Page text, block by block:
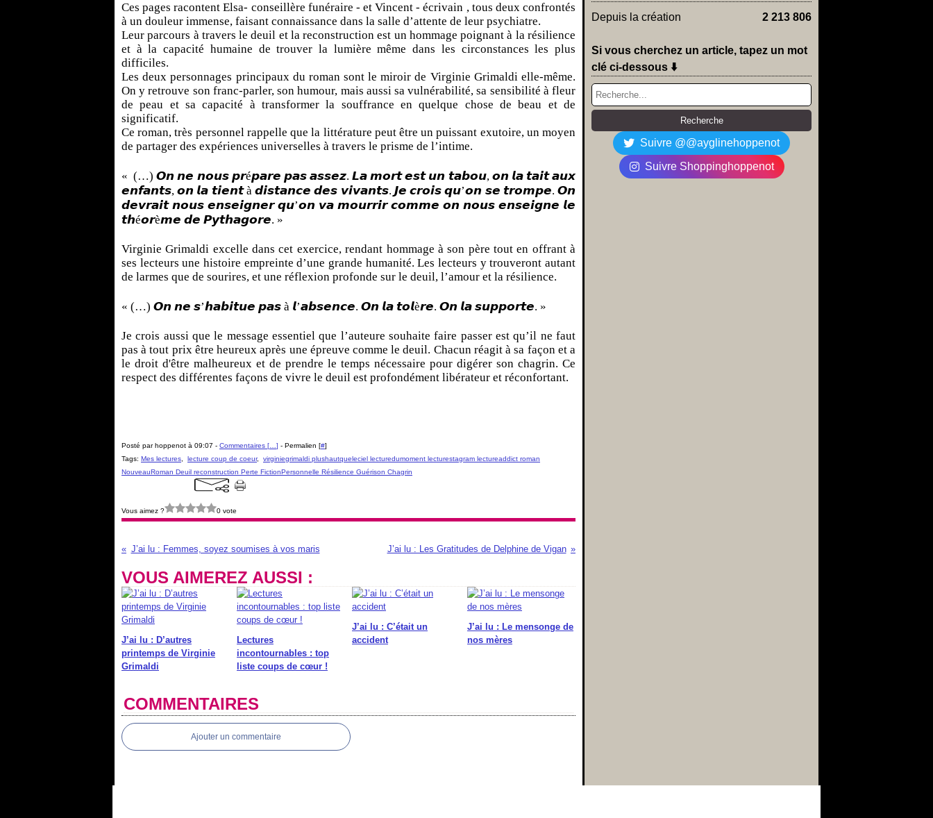
Ces pages racontent Elsa- conseillère funéraire - et Vincent - écrivain , tous deux confrontés
à un douleur immense, faisant connaissance dans la salle d’attente de leur psychiatre.
Leur parcours à travers le deuil et la reconstruction est un hommage poignant à la résilience
et à la capacité humaine de trouver la lumière même dans les circonstances les plus
difficiles.
Les deux personnages principaux du roman sont le miroir de Virginie Grimaldi elle-même.
On y retrouve son franc-parler, son humour, mais aussi sa vulnérabilité, sa sensibilité à fleur
de peau et sa capacité à transformer la souffrance en quelque chose de beau et de
significatif.
Ce roman, très personnel rappelle que la littérature peut être un puissant exutoire, un moyen
de partager des expériences universelles à travers le prisme de l’intime.
« (…) 𝙊𝙣 𝙣𝙚 𝙣𝙤𝙪𝙨 𝙥𝙧é𝙥𝙖𝙧𝙚 𝙥𝙖𝙨 𝙖𝙨𝙨𝙚𝙯. 𝙇𝙖 𝙢𝙤𝙧𝙩 𝙚𝙨𝙩 𝙪𝙣 𝙩𝙖𝙗𝙤𝙪, 𝙤𝙣 𝙡𝙖 𝙩𝙖𝙞𝙩 𝙖𝙪𝙭
𝙚𝙣𝙛𝙖𝙣𝙩𝙨, 𝙤𝙣 𝙡𝙖 𝙩𝙞𝙚𝙣𝙩 à 𝙙𝙞𝙨𝙩𝙖𝙣𝙘𝙚 𝙙𝙚𝙨 𝙫𝙞𝙫𝙖𝙣𝙩𝙨. 𝙅𝙚 𝙘𝙧𝙤𝙞𝙨 𝙦𝙪’𝙤𝙣 𝙨𝙚 𝙩𝙧𝙤𝙢𝙥𝙚. 𝙊𝙣
𝙙𝙚𝙫𝙧𝙖𝙞𝙩 𝙣𝙤𝙪𝙨 𝙚𝙣𝙨𝙚𝙞𝙜𝙣𝙚𝙧 𝙦𝙪’𝙤𝙣 𝙫𝙖 𝙢𝙤𝙪𝙧𝙧𝙞𝙧 𝙘𝙤𝙢𝙢𝙚 𝙤𝙣 𝙣𝙤𝙪𝙨 𝙚𝙣𝙨𝙚𝙞𝙜𝙣𝙚 𝙡𝙚
𝙩𝙝é𝙤𝙧è𝙢𝙚 𝙙𝙚 𝙋𝙮𝙩𝙝𝙖𝙜𝙤𝙧𝙚. »
Virginie Grimaldi excelle dans cet exercice, rendant hommage à son père tout en offrant à
ses lecteurs une histoire empreinte d’une grande humanité. Les lecteurs y trouveront autant
de larmes que de sourires, et une réflexion profonde sur le deuil, l’amour et la résilience.
« (…) 𝙊𝙣 𝙣𝙚 𝙨’𝙝𝙖𝙗𝙞𝙩𝙪𝙚 𝙥𝙖𝙨 à 𝙡’𝙖𝙗𝙨𝙚𝙣𝙘𝙚. 𝙊𝙣 𝙡𝙖 𝙩𝙤𝙡è𝙧𝙚. 𝙊𝙣 𝙡𝙖 𝙨𝙪𝙥𝙥𝙤𝙧𝙩𝙚. »
Je crois aussi que le message essentiel que l’auteure souhaite faire passer est qu’il ne faut
pas à tout prix être heureux après une épreuve comme le deuil. Chacun réagit à sa façon et a
le droit d'être malheureux et de prendre le temps nécessaire pour digérer son chagrin. Ce
respect des différentes façons de vivre le deuil est profondément libérateur et réconfortant.
Posté par hoppenot à 09:07 - Commentaires [ ] - Permalien [#]
Tags: Mes lectures lecture coup de coeur, virginiegrimaldi plushautqueleciel lecturedumoment lecturestagram lectureaddict roman
NouveauRoman Deuil reconstruction Perte FictionPersonnelle Résilience Guérison Chagrin
Vous aimez ? 0 vote
J’ai lu : Femmes, soyez soumises à vos maris J’ai lu : Les Gratitudes de Delphine de Vigan
VOUS AIMEREZ AUSSI :
J’ai lu : D’autres
printemps de Virginie
Grimaldi
Lectures
incontournables : top
liste coups de cœur !
J’ai lu : C’était un
accident
J’ai lu : Le mensonge de
nos mères
COMMENTAIRES
Ajouter un commentaire
Depuis la création 2 213 806
Si vous cherchez un article, tapez un mot
clé ci-dessous ⬇️
Suivre @@ayglinehoppenot
Suivre Shoppinghoppenot